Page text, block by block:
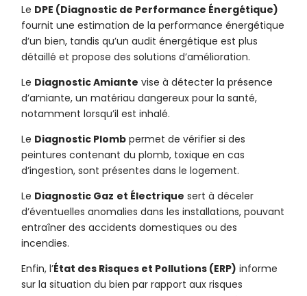
Le DPE (Diagnostic de Performance Énergétique)
fournit une estimation de la performance énergétique
d’un bien, tandis qu’un audit énergétique est plus
détaillé et propose des solutions d’amélioration.
Le Diagnostic Amiante vise à détecter la présence
d’amiante, un matériau dangereux pour la santé,
notamment lorsqu’il est inhalé.
Le Diagnostic Plomb permet de vérifier si des
peintures contenant du plomb, toxique en cas
d’ingestion, sont présentes dans le logement.
Le Diagnostic Gaz et Électrique sert à déceler
d’éventuelles anomalies dans les installations, pouvant
entraîner des accidents domestiques ou des
incendies.
Enfin, l’État des Risques et Pollutions (ERP) informe
sur la situation du bien par rapport aux risques